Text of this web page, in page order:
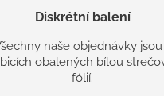
Diskrétní balení
naše objednávky
obalených bílou
fólií.